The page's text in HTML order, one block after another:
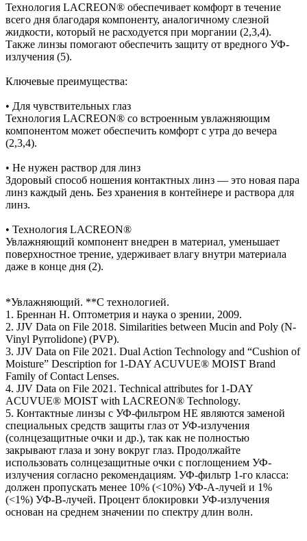
Технология LACREON® обеспечивает комфорт в течение
всего дня благодаря компоненту, аналогичному слезной
жидкости, который не расходуется при моргании (2,3,4).
Также линзы помогают обеспечить защиту от вредного УФ-
излучения (5).
Ключевые преимущества:
• Для чувствительных глаз
Технология LACREON® со встроенным увлажняющим
компонентом может обеспечить комфорт с утра до вечера
(2,3,4).
• Не нужен раствор для линз
Здоровый способ ношения контактных линз — это новая пара
линз каждый день. Без хранения в контейнере и раствора для
линз.
• Технология LACREON®
Увлажняющий компонент внедрен в материал, уменьшает
поверхностное трение, удерживает влагу внутри материала
даже в конце дня (2).
*Увлажняющий. **С технологией.
1. Бреннан Н. Оптометрия и наука о зрении, 2009.
2. JJV Data on File 2018. Similarities between Mucin and Poly (N-
Vinyl Pyrrolidone) (PVP).
3. JJV Data on File 2021. Dual Action Technology and “Cushion of
Moisture” Description for 1-DAY ACUVUE® MOIST Brand
Family of Contact Lenses.
4. JJV Data on File 2021. Technical attributes for 1-DAY
ACUVUE® MOIST with LACREON® Technology.
5. Контактные линзы с УФ-фильтром НЕ являются заменой
специальных средств защиты глаз от УФ-излучения
(солнцезащитные очки и др.), так как не полностью
закрывают глаза и зону вокруг глаз. Продолжайте
использовать солнцезащитные очки с поглощением УФ-
излучения согласно рекомендациям. УФ-фильтр 1-го класса:
должен пропускать менее 10% (<10%) УФ-А-лучей и 1%
(<1%) УФ-В-лучей. Процент блокировки УФ-излучения
основан на среднем значении по спектру длин волн.